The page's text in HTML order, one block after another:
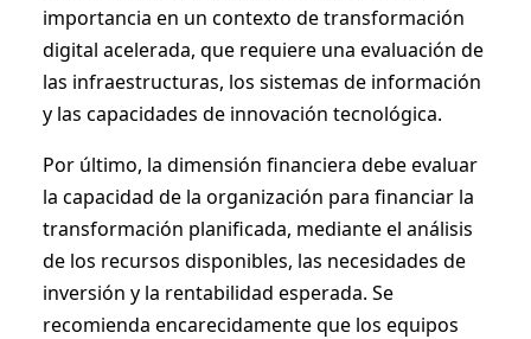
importancia en un contexto de transformación
digital acelerada, que requiere una evaluación de
las infraestructuras, los sistemas de información
y las capacidades de innovación tecnológica.
Por último, la dimensión financiera debe evaluar
la capacidad de la organización para financiar la
transformación planificada, mediante el análisis
de los recursos disponibles, las necesidades de
inversión y la rentabilidad esperada. Se
recomienda encarecidamente que los equipos